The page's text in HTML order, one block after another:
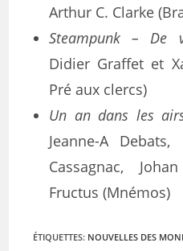
Arthur C. Clarke
Steampunk – De
Didier Graffet et
Pré aux clercs)
Un an dans les
Jeanne-A
Cassagnac,
Fructus (Mnémos)
ÉTIQUETTES: NOUVELLES DES